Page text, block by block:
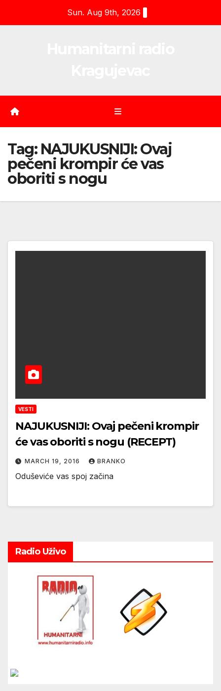
Sun. Aug 9th, 2026
Tag: NAJUKUSNIJI: Ovaj
pečeni krompir će vas
oboriti s nogu
VESTI
NAJUKUSNIJI: Ovaj pečeni krompir
će vas oboriti s nogu (RECEPT)
MARCH 19, 2016 BRANKO
Oduševiće vas spoj začina
Radio Uživo